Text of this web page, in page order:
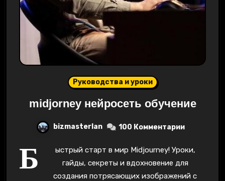
Руководства и уроки
midjorney нейросеть обучение
bizmasterlan 100 Комментарии
Б
ыстрый старт в мир Midjourney! Уроки,
гайды, секреты и вдохновение для
создания потрясающих изображений с